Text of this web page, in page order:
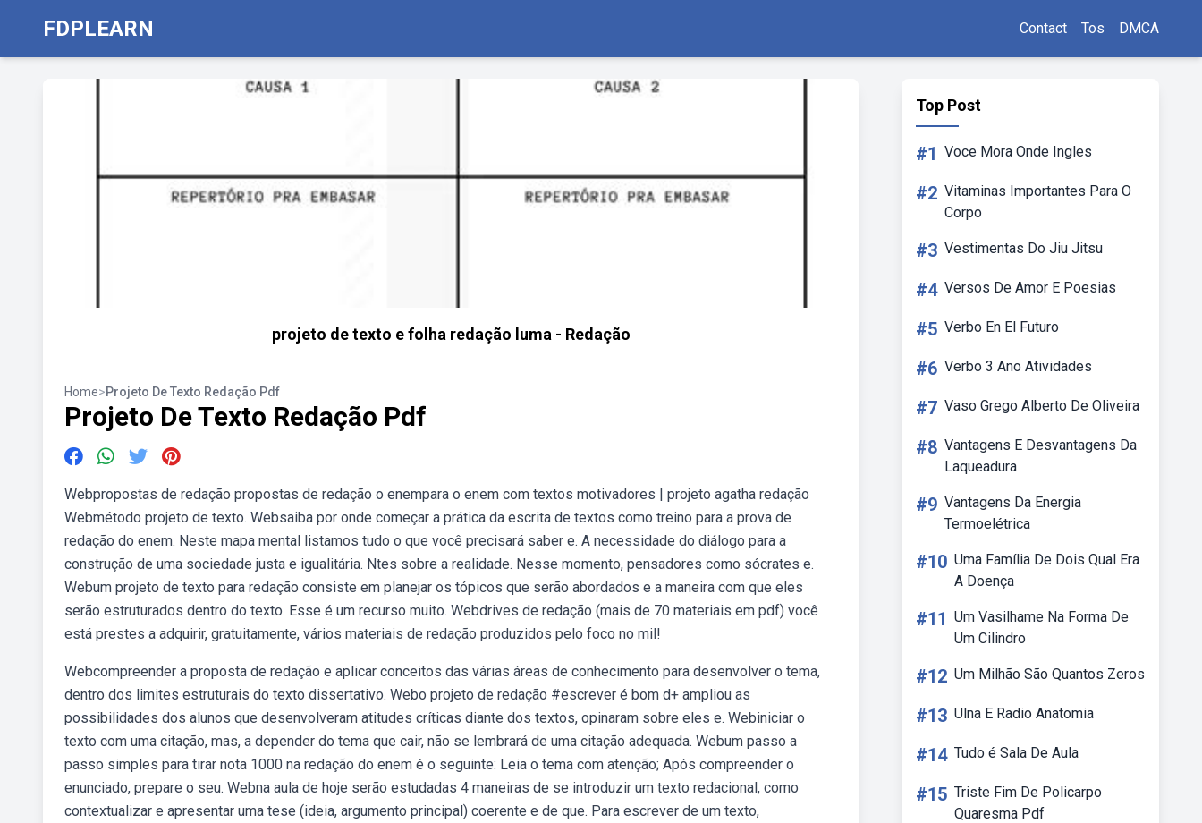
FDPLEARN Contact Tos DMCA
projeto de texto e folha redação luma - Redação
Home>Projeto De Texto Redação Pdf
Projeto De Texto Redação Pdf
Webpropostas de redação propostas de redação o enempara o enem com textos motivadores | projeto agatha redação
Webmétodo projeto de texto. Websaiba por onde começar a prática da escrita de textos como treino para a prova de
redação do enem. Neste mapa mental listamos tudo o que você precisará saber e. A necessidade do diálogo para a
construção de uma sociedade justa e igualitária. Ntes sobre a realidade. Nesse momento, pensadores como sócrates e.
Webum projeto de texto para redação consiste em planejar os tópicos que serão abordados e a maneira com que eles
serão estruturados dentro do texto. Esse é um recurso muito. Webdrives de redação (mais de 70 materiais em pdf) você
está prestes a adquirir, gratuitamente, vários materiais de redação produzidos pelo foco no mil!
Webcompreender a proposta de redação e aplicar conceitos das várias áreas de conhecimento para desenvolver o tema,
dentro dos limites estruturais do texto dissertativo. Webo projeto de redação #escrever é bom d+ ampliou as
possibilidades dos alunos que desenvolveram atitudes críticas diante dos textos, opinaram sobre eles e. Webiniciar o
texto com uma citação, mas, a depender do tema que cair, não se lembrará de uma citação adequada. Webum passo a
passo simples para tirar nota 1000 na redação do enem é o seguinte: Leia o tema com atenção; Após compreender o
enunciado, prepare o seu. Webna aula de hoje serão estudadas 4 maneiras de se introduzir um texto redacional, como
contextualizar e apresentar uma tese (ideia, argumento principal) coerente e de que. Para escrever de um texto,
Top Post
#1 Voce Mora Onde Ingles
#2 Vitaminas Importantes Para O
Corpo
#3 Vestimentas Do Jiu Jitsu
#4 Versos De Amor E Poesias
#5 Verbo En El Futuro
#6 Verbo 3 Ano Atividades
#7 Vaso Grego Alberto De Oliveira
#8 Vantagens E Desvantagens Da
Laqueadura
#9 Vantagens Da Energia
Termoelétrica
#10 Uma Família De Dois Qual Era
A Doença
#11 Um Vasilhame Na Forma De
Um Cilindro
#12 Um Milhão São Quantos Zeros
#13 Ulna E Radio Anatomia
#14 Tudo é Sala De Aula
#15 Triste Fim De Policarpo
Quaresma Pdf